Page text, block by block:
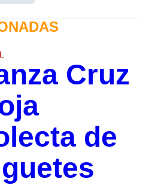
Cruz
de